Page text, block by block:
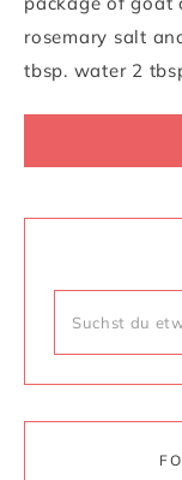
rosemary salt
tbsp. water 2